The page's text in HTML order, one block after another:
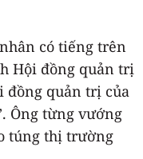
có tiếng trên
Hội đồng quản trị
đồng quản trị của
Ông từng vướng
túng thị trường